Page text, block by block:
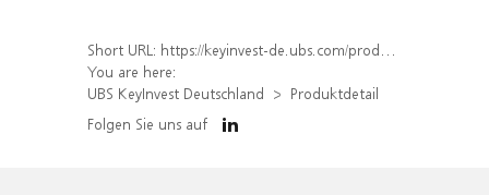
Short URL: https://keyinvest-de.ubs.com/produkt/detail/index/isin/DE000WA8P9Y4
You are here:
UBS KeyInvest Deutschland
Produktdetail
Folgen Sie uns auf